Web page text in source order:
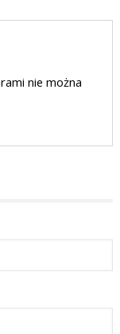
nie można